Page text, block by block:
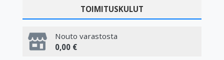
TOIMITUSKULUT
Nouto varastosta
0,00 €